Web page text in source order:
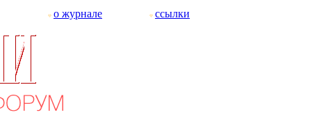
о журнале ссылки